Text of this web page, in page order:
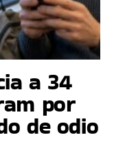
a 34
por
de odio